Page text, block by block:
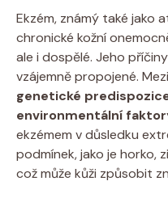
Ekzém, známý také jako
chronické kožní
ale i dospělé. Jeho‍
vzájemně propojené.
genetické
environmentální
ekzémem ​v důsledku
podmínek, jako je horko,
což může kůži způsobit